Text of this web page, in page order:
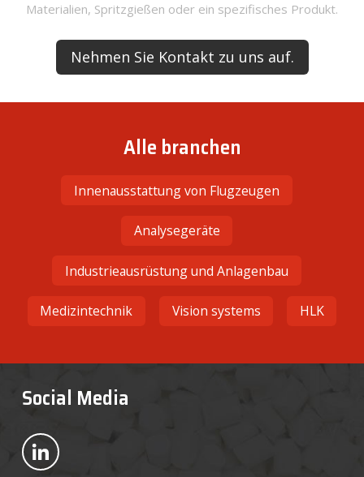
Materialien, Spritzgießen oder ein spezifisches Produkt.
Nehmen Sie Kontakt zu uns auf.
Alle branchen
Innenausstattung von Flugzeugen
Analysegeräte
Industrieausrüstung und Anlagenbau
Medizintechnik Vision systems HLK
Social Media
Bekijk ons op LinkedIn